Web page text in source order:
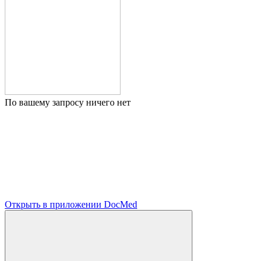
По вашему запросу ничего нет
Открыть в приложении DocMed